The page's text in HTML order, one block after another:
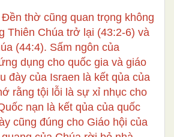
thờ cũng quan trọng không
Thiên Chúa trở lại (43:2-6) và
(44:4). Sấm ngôn của
dụng cho quốc gia và giáo
đày của Israen là kết qủa của
rằng tội lỗi là sự xỉ nhục cho
nạn là kết qủa của quốc
cũng đúng cho Giáo hội của